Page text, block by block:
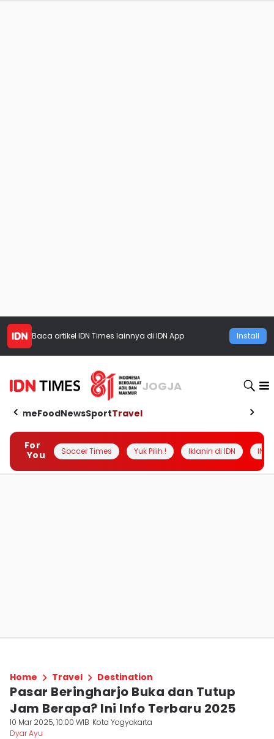
Baca artikel IDN Times lainnya di IDN App Install
JOGJA
HomeFoodNewsSportTravel
For
You
Soccer Times Yuk Pilih ! Iklanin di IDN
Home Travel Destination
Pasar Beringharjo Buka dan Tutup
Jam Berapa? Ini Info Terbaru 2025
10 Mar 2025, 10:00 WIB Kota Yogyakarta
Dyar Ayu